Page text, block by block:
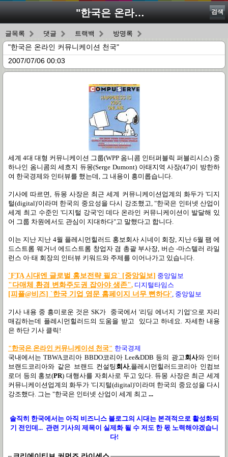
"한국은 온라인 커뮤니케이션 천국" 검색
글목록 댓글 트랙백 방명록
"한국은 온라인 커뮤니케이션 천국"
2007/07/06 00:03
세계 4대 대형 커뮤니케이션 그룹(WPP 옴니콤 인터퍼블릭 퍼블리시스) 중
하나인 옴니콤의 세흐지 듀몽(Serge Dumont) 아태지역 사장(47)이 방한하
여 한국경제와 인터뷰를 했는데, 그 내용이 흥미롭습니다.
기사에 따르면, 듀몽 사장은 최근 세계 커뮤니케이션업계의 화두가 '디지
털(digital)'이라며 한국의 중요성을 다시 강조했고, "한국은 인터넷 산업이
세계 최고 수준인 '디지털 강국'인 데다 온라인 커뮤니케이션이 발달해 있
어 그룹 차원에서도 관심이 지대하다"고 말했다고 합니다.
이는 지난 지난 4월 플레시먼힐러드 홍보회사 시네이 회장, 지난 6월 팸 에
드스트롬 웨거너 에드스트롬 창업자 겸 총괄 부사장, 버슨 -마스텔러 라일
런스 아·태 회장의 인터뷰 키워드와 주제를 이어나가고 있습니다.
`FTA 시대엔 글로벌 홍보전략 필요` [중앙일보] 중앙일보
"다매체 환경 변화주도권 잡아야 생존", 디지털타임스
[피플@비즈] `한국 기업 영문 홈페이지 너무 뻔하다', 중앙일보
기사 내용 중 흥미로운 것은 SK가 중국에서 '리딩 에너지 기업'으로 자리
매김하는데 플레시먼힐러드의 도움을 받고 있다고 하네요. 자세한 내용
은 하단 기사 클릭!
"한국은 온라인 커뮤니케이션 천국" 한국경제
국내에서는 TBWA코리아 BBDO코리아 Lee&DDB 등의 광고회사와 인터
브랜드코리아와 같은 브랜드 컨설팅 회사,플레시먼힐러드코리아 인컴브
로더 등의 홍보(PR) 대행사를 자회사로 두고 있다. 듀몽 사장은 최근 세계
커뮤니케이션업계의 화두가 '디지털(digital)'이라며 한국의 중요성을 다시
강조했다. 그는 "한국은 인터넷 산업이 세계 최고 ...
솔직히 한국에서는 아직 비즈니스 블로그의 시대는 본격적으로 활성화되
기 전인데... 관련 기사의 제목이 실제화 될 수 저도 한 몫 노력해야겠습니
다!